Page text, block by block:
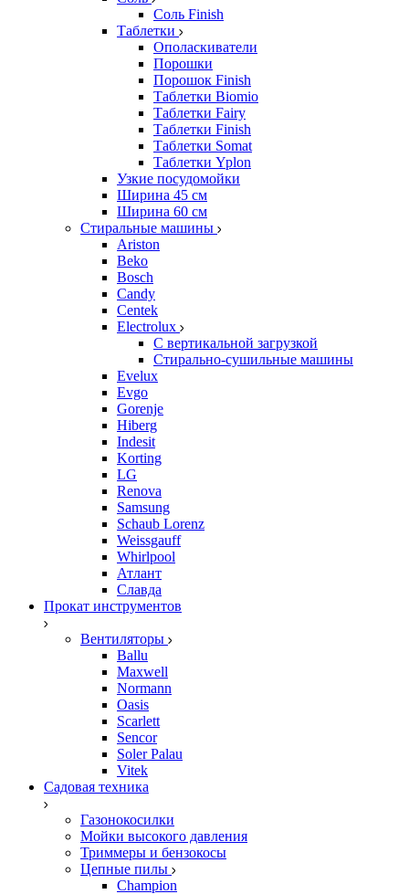
Соль Finish
Таблетки
Ополаскиватели
Порошки
Порошок Finish
Таблетки Biomio
Таблетки Fairy
Таблетки Finish
Таблетки Somat
Таблетки Yplon
Узкие посудомойки
Ширина 45 см
Ширина 60 см
Стиральные машины
Ariston
Beko
Bosch
Candy
Centek
Electrolux
С вертикальной загрузкой
Стирально-сушильные машины
Evelux
Evgo
Gorenje
Hiberg
Indesit
Korting
LG
Renova
Samsung
Schaub Lorenz
Weissgauff
Whirlpool
Атлант
Славда
Прокат инструментов
Вентиляторы
Ballu
Maxwell
Normann
Oasis
Scarlett
Sencor
Soler Palau
Vitek
Садовая техника
Газонокосилки
Мойки высокого давления
Триммеры и бензокосы
Цепные пилы
Champion